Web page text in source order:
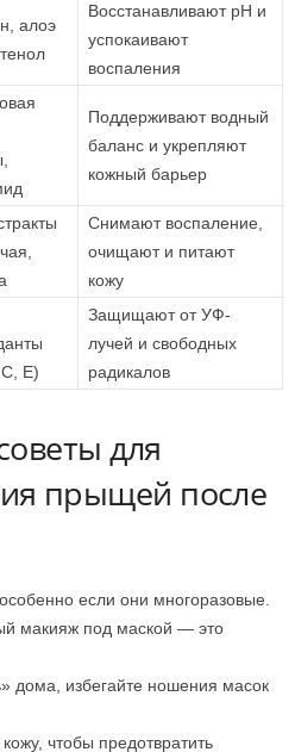
алоэ
Восстанавливают pH и
успокаивают
воспаления
Поддерживают водный
баланс и укрепляют
кожный барьер
Снимают воспаление,
очищают и питают
кожу
С, Е)
Защищают от УФ-
лучей и свободных
радикалов
для
прыщей после
если они многоразовые.
макияж под маской — это
дома, избегайте ношения масок
чтобы предотвратить